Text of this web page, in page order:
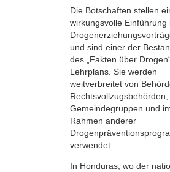
Die Botschaften stellen
wirkungsvolle Einführung
und sind einer der
des „Fakten über
Lehrplans. Sie werden
weitverbreitet von
Rechtsvollzugsbehörden,
Gemeindegruppen und
Rahmen anderer
verwendet.
In Honduras, wo der